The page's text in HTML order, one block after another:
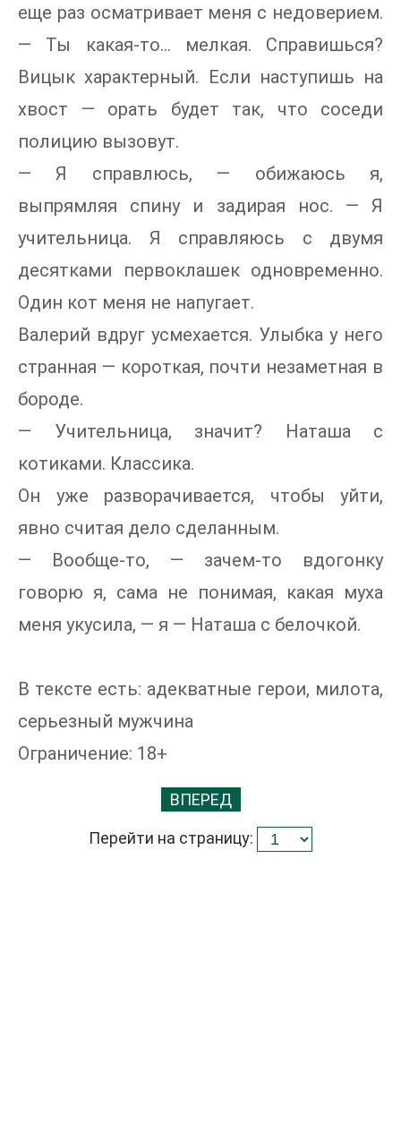
еще раз осматривает меня с недоверием.
— Ты какая-то… мелкая. Справишься?
Вицык характерный. Если наступишь на
хвост — орать будет так, что соседи
полицию вызовут.
— Я справлюсь, — обижаюсь я,
выпрямляя спину и задирая нос. — Я
учительница. Я справляюсь с двумя
десятками первоклашек одновременно.
Один кот меня не напугает.
Валерий вдруг усмехается. Улыбка у него
странная — короткая, почти незаметная в
бороде.
— Учительница, значит? Наташа с
котиками. Классика.
Он уже разворачивается, чтобы уйти,
явно считая дело сделанным.
— Вообще-то, — зачем-то вдогонку
говорю я, сама не понимая, какая муха
меня укусила, — я — Наташа с белочкой.
В тексте есть: адекватные герои, милота,
серьезный мужчина
Ограничение: 18+
ВПЕРЕД
Перейти на страницу: